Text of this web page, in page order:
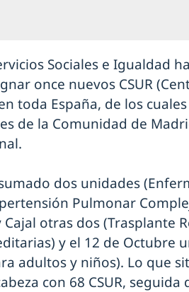
Sociales e Igualdad
once nuevos CSUR
toda España, de los
de la Comunidad de
dos unidades
Pulmonar
otras dos (Trasplante
y el 12 de Octubre
adultos y niños). Lo que
con 68 CSUR, seguida